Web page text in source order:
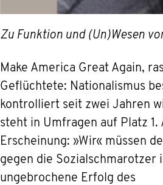
Zu Funktion und (Un)Wesen
Make America Great Again,
Geflüchtete: Nationalismus
kontrolliert seit zwei Jahren
steht in Umfragen auf Platz
Erscheinung: »Wir« müssen
gegen die Sozialschmarotzer
ungebrochene Erfolg des